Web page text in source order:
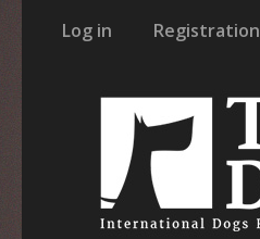
Log in Registration